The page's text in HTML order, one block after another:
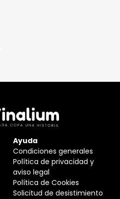
Ayuda
Condiciones generales
Política de privacidad y
aviso legal
Política de Cookies
Solicitud de desistimiento